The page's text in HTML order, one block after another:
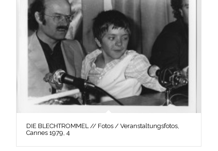
DIE BLECHTROMMEL // Fotos / Veranstaltungsfotos,
Cannes 1979, 4